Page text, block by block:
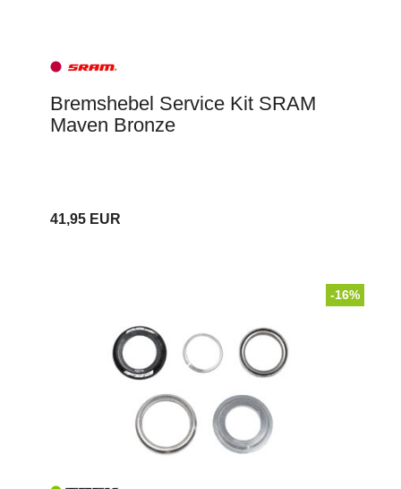
Bremshebel Service Kit SRAM
Maven Bronze
41,95 EUR
-16%